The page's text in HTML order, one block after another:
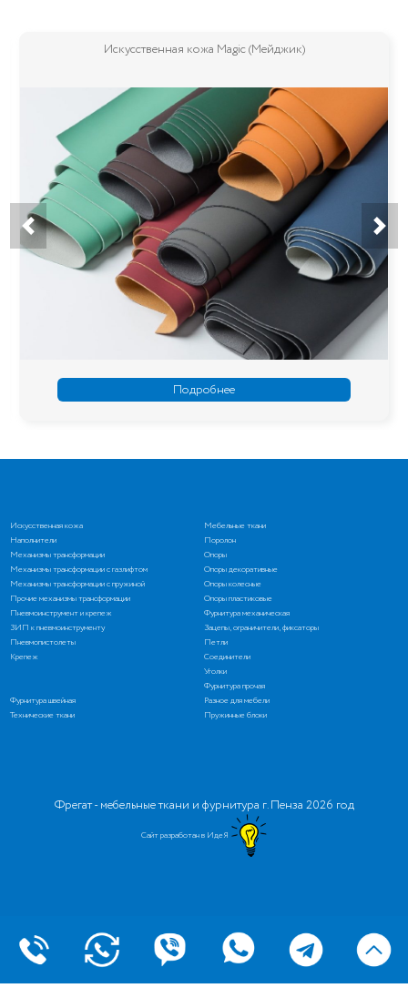
Искусственная кожа Magic (Мейджик)
Подробнее
Искусственная кожа
Мебельные ткани
Наполнители
Поролон
Механизмы трансформации
Механизмы трансформации с газлифтом
Механизмы трансформации с пружиной
Прочие механизмы трансформации
Опоры
Опоры декоративные
Опоры колесные
Опоры пластиковые
Пневмоинструмент и крепеж
ЗИП к пневмоинструменту
Пневмопистолеты
Крепеж
Фурнитура механическая
Зацепы, ограничители, фиксаторы
Петли
Соединители
Уголки
Фурнитура прочая
Фурнитура швейная
Разное для мебели
Технические ткани
Пружинные блоки
Фрегат - мебельные ткани и фурнитура г. Пенза 2026 год
Сайт разработан в ИдеЯ